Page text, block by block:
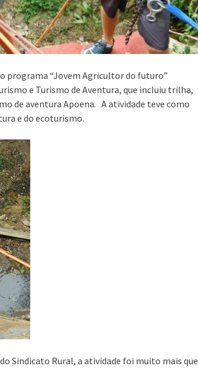
programa “Jovem Agricultor do futuro”
e Turismo de Aventura, que incluiu trilha,
de aventura Apoena. A atividade teve como
e do ecoturismo.
Sindicato Rural, a atividade foi muito mais que